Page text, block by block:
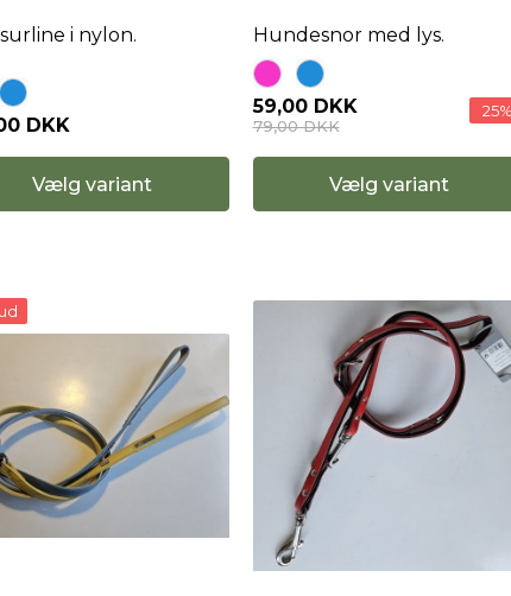
i nylon.
DKK
Vælg variant
Hundesnor med lys.
59,00 DKK
79,00 DKK
25%
Vælg variant